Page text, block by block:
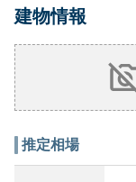
建物情報
推定相場